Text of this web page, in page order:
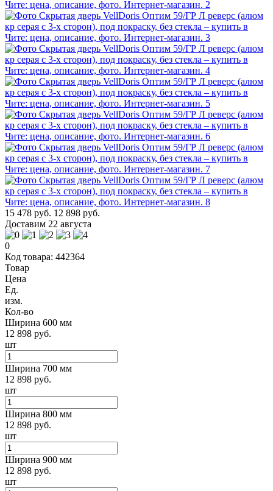
15 478 руб. 12 898 руб.
Доставим 22 августа
0
Код товара: 442364
Товар
Цена
Ед.
изм.
Кол-во
Ширина 600 мм
12 898 руб.
шт
Ширина 700 мм
12 898 руб.
шт
Ширина 800 мм
12 898 руб.
шт
Ширина 900 мм
12 898 руб.
шт